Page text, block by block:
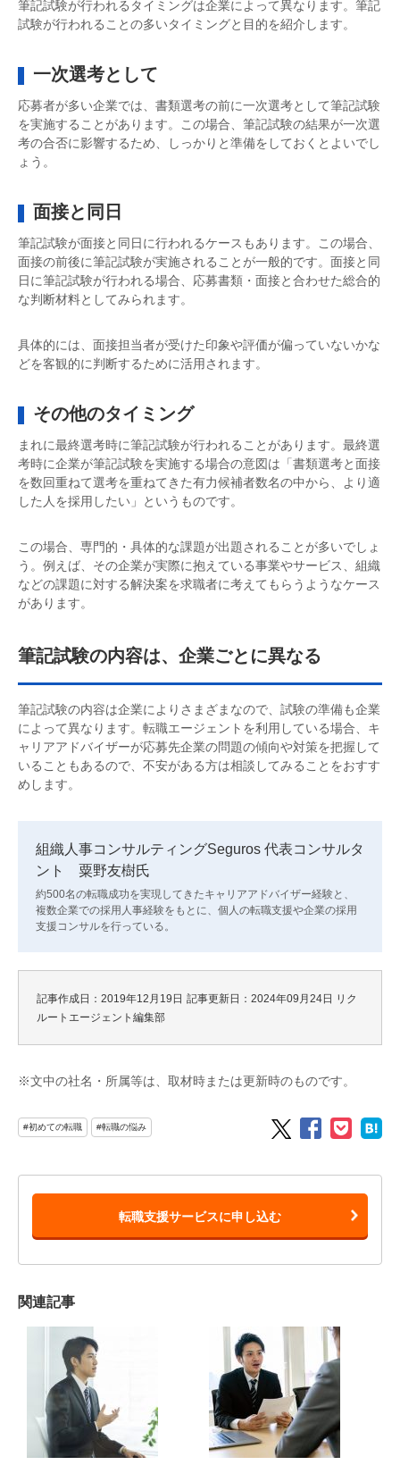
筆記試験が行われるタイミングは企業によって異なります。筆記
試験が行われることの多いタイミングと目的を紹介します。
一次選考として
応募者が多い企業では、書類選考の前に一次選考として筆記試験
を実施することがあります。この場合、筆記試験の結果が一次選
考の合否に影響するため、しっかりと準備をしておくとよいでし
ょう。
面接と同日
筆記試験が面接と同日に行われるケースもあります。この場合、
面接の前後に筆記試験が実施されることが一般的です。面接と同
日に筆記試験が行われる場合、応募書類・面接と合わせた総合的
な判断材料としてみられます。
具体的には、面接担当者が受けた印象や評価が偏っていないかな
どを客観的に判断するために活用されます。
その他のタイミング
まれに最終選考時に筆記試験が行われることがあります。最終選
考時に企業が筆記試験を実施する場合の意図は「書類選考と面接
を数回重ねて選考を重ねてきた有力候補者数名の中から、より適
した人を採用したい」というものです。
この場合、専門的・具体的な課題が出題されることが多いでしょ
う。例えば、その企業が実際に抱えている事業やサービス、組織
などの課題に対する解決案を求職者に考えてもらうようなケース
があります。
筆記試験の内容は、企業ごとに異なる
筆記試験の内容は企業によりさまざまなので、試験の準備も企業
によって異なります。転職エージェントを利用している場合、キ
ャリアアドバイザーが応募先企業の問題の傾向や対策を把握して
いることもあるので、不安がある方は相談してみることをおすす
めします。
組織人事コンサルティングSeguros 代表コンサルタ
ント 粟野友樹氏
約500名の転職成功を実現してきたキャリアアドバイザー経験と、
複数企業での採用人事経験をもとに、個人の転職支援や企業の採用
支援コンサルを行っている。
記事作成日：2019年12月19日 記事更新日：2024年09月24日 リク
ルートエージェント編集部
※文中の社名・所属等は、取材時または更新時のものです。
#初めての転職 #転職の悩み
転職支援サービスに申し込む
関連記事